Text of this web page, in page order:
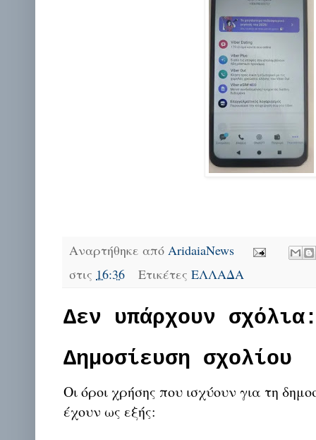
Αναρτήθηκε από AridaiaNews
στις 16:36 ΕτικέτεςΕΛΛΑΔΑ
Δεν υπάρχουν
Δημοσίευση σχολίου
Οι όροι χρήσης που ισχύουν για τη
έχουν ως εξής: